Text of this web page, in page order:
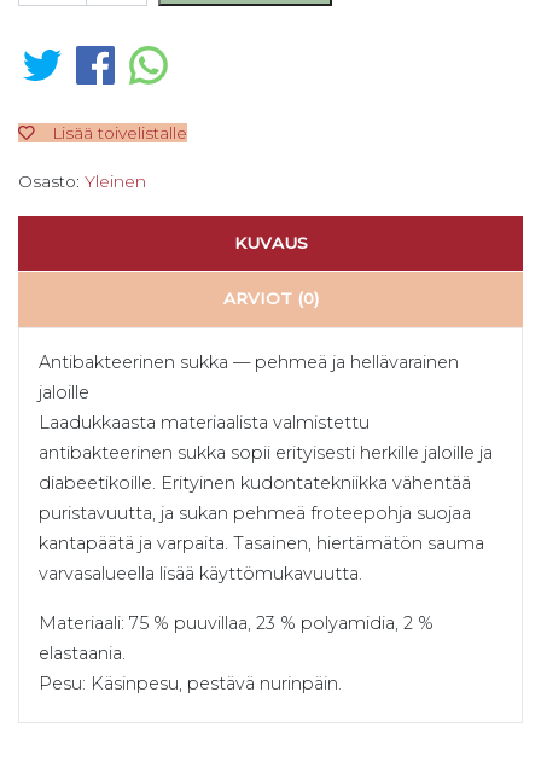
Lisää toivelistalle
Osasto: Yleinen
KUVAUS
ARVIOT (0)
Antibakteerinen sukka — pehmeä ja hellävarainen
jaloille
Laadukkaasta materiaalista valmistettu
antibakteerinen sukka sopii erityisesti herkille jaloille ja
diabeetikoille. Erityinen kudontatekniikka vähentää
puristavuutta, ja sukan pehmeä froteepohja suojaa
kantapäätä ja varpaita. Tasainen, hiertämätön sauma
varvasalueella lisää käyttömukavuutta.
Materiaali: 75 % puuvillaa, 23 % polyamidia, 2 %
elastaania.
Pesu: Käsinpesu, pestävä nurinpäin.